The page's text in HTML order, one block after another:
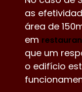
as
área de
em
que um
o edifício